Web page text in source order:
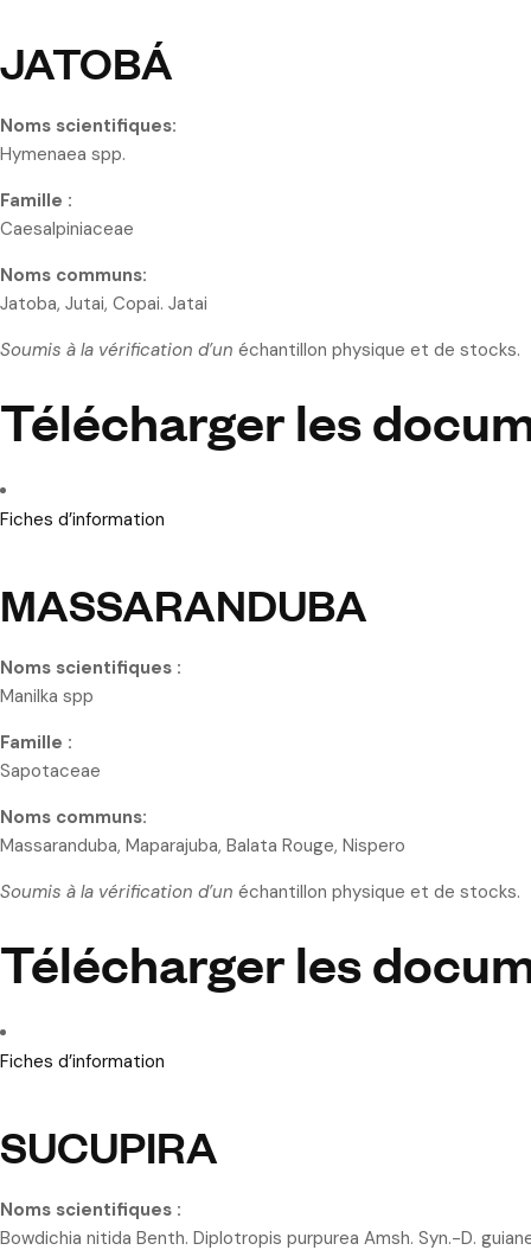
JATOBÁ
Noms scientifiques:
Hymenaea spp.
Famille :
Caesalpiniaceae
Noms communs:
Jatoba, Jutai, Copai. Jatai
Soumis à la vérification d’un échantillon physique et de stocks.
Télécharger les
Fiches d’information
MASSARANDUBA
Noms scientifiques :
Manilka spp
Famille :
Sapotaceae
Noms communs:
Massaranduba, Maparajuba, Balata Rouge, Nispero
Soumis à la vérification d’un échantillon physique et de stocks.
Télécharger les
Fiches d’information
SUCUPIRA
Noms scientifiques :
Bowdichia nitida Benth. Diplotropis purpurea Amsh. Syn.-D.